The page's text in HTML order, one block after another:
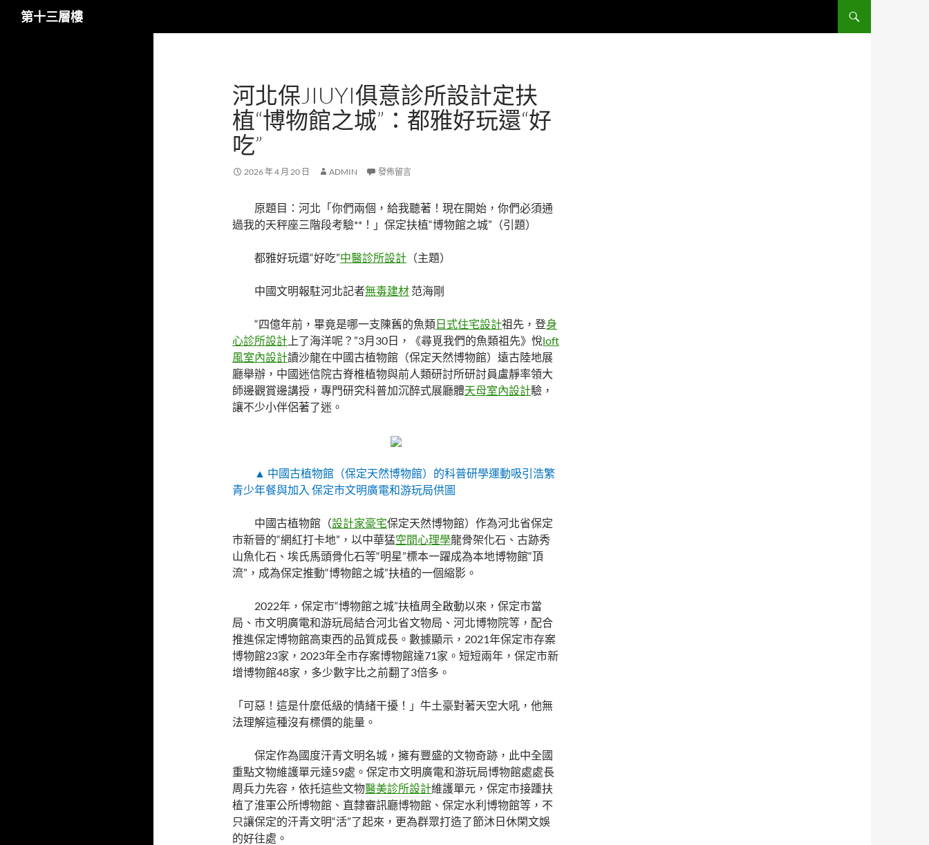
第十三層樓
河北保JIUYI俱意診所設計定扶
植“博物館之城”：都雅好玩還“好
吃”
2026 年 4 月 20 日 ADMIN 發佈留言
原題目：河北「你們兩個，給我聽著！現在開始，你們必須通
過我的天秤座三階段考驗**！」保定扶植“博物館之城”（引題）
都雅好玩還“好吃”中醫診所設計 （主題）
中國文明報駐河北記者無毒建材 范海剛
“四億年前，畢竟是哪一支陳舊的魚類日式住宅設計祖先，登身
心診所設計 上了海洋呢？”3月30日，《尋覓我們的魚類祖先》悅loft
風室內設計讀沙龍在中國古植物館（保定天然博物館）遠古陸地展
廳舉辦，中國迷信院古脊椎植物與前人類研討所研討員盧靜率領大
師邊觀賞邊講授，專門研究科普加沉醉式展廳體天母室內設計驗，
讓不少小伴侶著了迷。
▲ 中國古植物館（保定天然博物館）的科普研學運動吸引浩繁
青少年餐與加入 保定市文明廣電和游玩局供圖
中國古植物館（設計家豪宅保定天然博物館）作為河北省保定
市新晉的“網紅打卡地”，以中華猛空間心理學龍骨架化石、古跡秀
山魚化石、埃氏馬頭骨化石等“明星”標本一躍成為本地博物館“頂
流”，成為保定推動“博物館之城”扶植的一個縮影。
2022年，保定市“博物館之城”扶植周全啟動以來，保定市當
局、市文明廣電和游玩局結合河北省文物局、河北博物院等，配合
推進保定博物館高東西的品質成長。數據顯示，2021年保定市存案
博物館23家，2023年全市存案博物館達71家。短短兩年，保定市新
增博物館48家，多少數字比之前翻了3倍多。
「可惡！這是什麼低級的情緒干擾！」牛土豪對著天空大吼，他無
法理解這種沒有標價的能量。
保定作為國度汗青文明名城，擁有豐盛的文物奇跡，此中全國
重點文物維護單元達59處。保定市文明廣電和游玩局博物館處處長
周兵力先容，依托這些文物醫美診所設計維護單元，保定市接踵扶
植了淮軍公所博物館、直隸審訊廳博物館、保定水利博物館等，不
只讓保定的汗青文明“活”了起來，更為群眾打造了節沐日休閑文娛
的好往處。